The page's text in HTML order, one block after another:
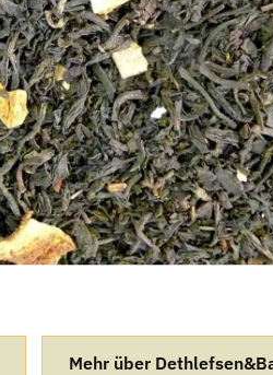
Mehr über